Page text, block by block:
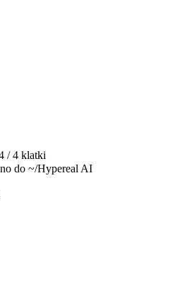
/ 4 klatki
do ~/Hypereal AI